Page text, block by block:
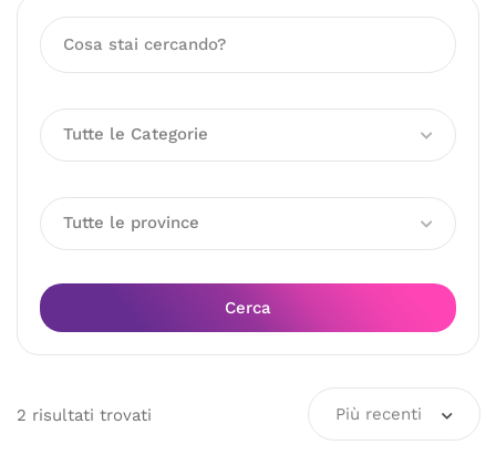
Tutte le Categorie
Tutte le province
Cerca
2 risultati trovati Più recenti